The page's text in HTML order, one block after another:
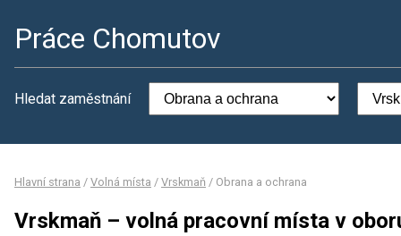
Práce Chomutov
Hledat zaměstnání
Hlavní strana / Volná místa / Vrskmaň / Obrana a ochrana
Vrskmaň – volná pracovní místa v